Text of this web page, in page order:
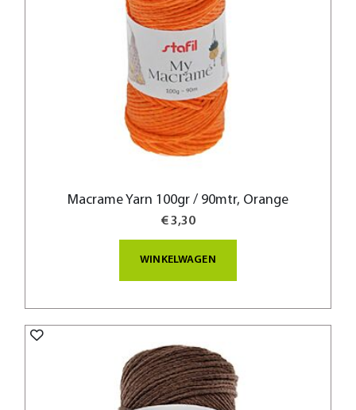
Macrame Yarn 100gr / 90mtr, Orange
€ 3,30
WINKELWAGEN